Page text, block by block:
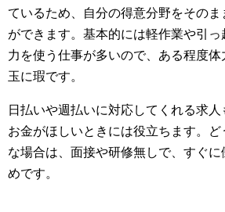
ているため、自分の得意分野をそのま
ができます。基本的には軽作業や引
力を使う仕事が多いので、ある程度
玉に瑕です。
日払いや週払いに対応してくれる求
お金がほしいときには役立ちます。
な場合は、面接や研修無しで、すぐ
めです。